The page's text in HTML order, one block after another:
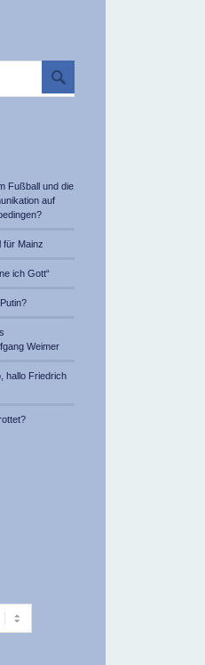
Fußball und die
auf
für Mainz
ich Gott“
Weimer
hallo Friedrich